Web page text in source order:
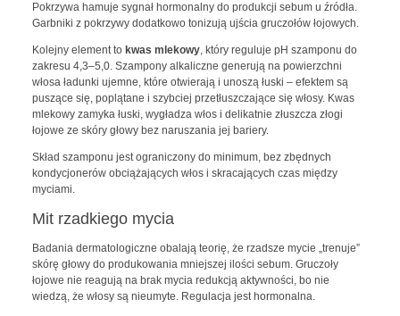
Pokrzywa hamuje sygnał hormonalny do produkcji sebum u źródła.
Garbniki z pokrzywy dodatkowo tonizują ujścia gruczołów łojowych.
Kolejny element to kwas mlekowy, który reguluje pH szamponu do
zakresu 4,3–5,0. Szampony alkaliczne generują na powierzchni
włosa ładunki ujemne, które otwierają i unoszą łuski – efektem są
puszące się, poplątane i szybciej przetłuszczające się włosy. Kwas
mlekowy zamyka łuski, wygładza włos i delikatnie złuszcza złogi
łojowe ze skóry głowy bez naruszania jej bariery.
Skład szamponu jest ograniczony do minimum, bez zbędnych
kondycjonerów obciążających włos i skracających czas między
myciami.
Mit rzadkiego mycia
Badania dermatologiczne obalają teorię, że rzadsze mycie „trenuje”
skórę głowy do produkowania mniejszej ilości sebum. Gruczoły
łojowe nie reagują na brak mycia redukcją aktywności, bo nie
wiedzą, że włosy są nieumyte. Regulacja jest hormonalna.